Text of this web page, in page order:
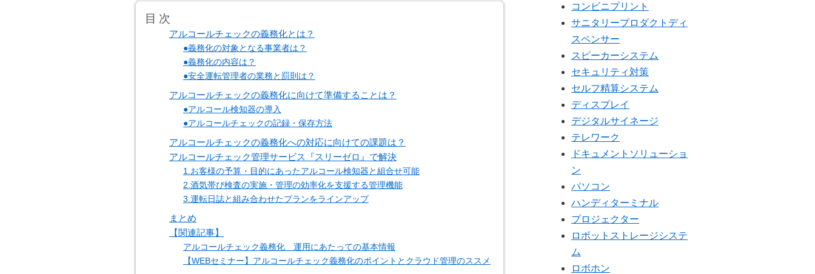
目次
アルコールチェックの義務化とは？
●義務化の対象となる事業者は？
●義務化の内容は？
●安全運転管理者の業務と罰則は？
アルコールチェックの義務化に向けて準備することは？
●アルコール検知器の導入
●アルコールチェックの記録・保存方法
アルコールチェックの義務化への対応に向けての課題は？
アルコールチェック管理サービス『スリーゼロ』で解決
1.お客様の予算・目的にあったアルコール検知器と組合せ可能
2.酒気帯び検査の実施・管理の効率化を支援する管理機能
3.運転日誌と組み合わせたプランをラインアップ
まとめ
【関連記事】
アルコールチェック義務化 運用にあたっての基本情報
【WEBセミナー】アルコールチェック義務化のポイントとクラウド管理のススメ
コンビニプリント
サニタリープロダクトディ
スペンサー
スピーカーシステム
セキュリティ対策
セルフ精算システム
ディスプレイ
デジタルサイネージ
テレワーク
ドキュメントソリューショ
ン
パソコン
ハンディターミナル
プロジェクター
ロボットストレージシステ
ム
ロボホン